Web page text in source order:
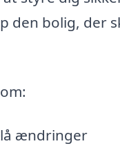
bolig, der
ændringer